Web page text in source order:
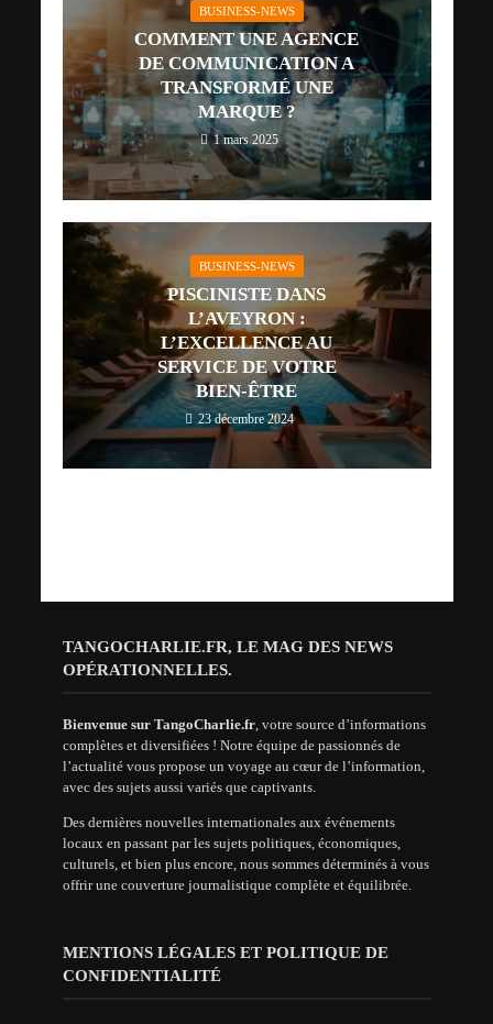
BUSINESS-NEWS
COMMENT UNE AGENCE
DE COMMUNICATION A
TRANSFORMÉ UNE
MARQUE ?
1 mars 2025
BUSINESS-NEWS
PISCINISTE DANS
L’AVEYRON :
L’EXCELLENCE AU
SERVICE DE VOTRE
BIEN-ÊTRE
23 décembre 2024
TANGOCHARLIE.FR, LE MAG DES NEWS
OPÉRATIONNELLES.
Bienvenue sur TangoCharlie.fr, votre source d’informations
complètes et diversifiées ! Notre équipe de passionnés de
l’actualité vous propose un voyage au cœur de l’information,
avec des sujets aussi variés que captivants.
Des dernières nouvelles internationales aux événements
locaux en passant par les sujets politiques, économiques,
culturels, et bien plus encore, nous sommes déterminés à vous
offrir une couverture journalistique complète et équilibrée.
MENTIONS LÉGALES ET POLITIQUE DE
CONFIDENTIALITÉ